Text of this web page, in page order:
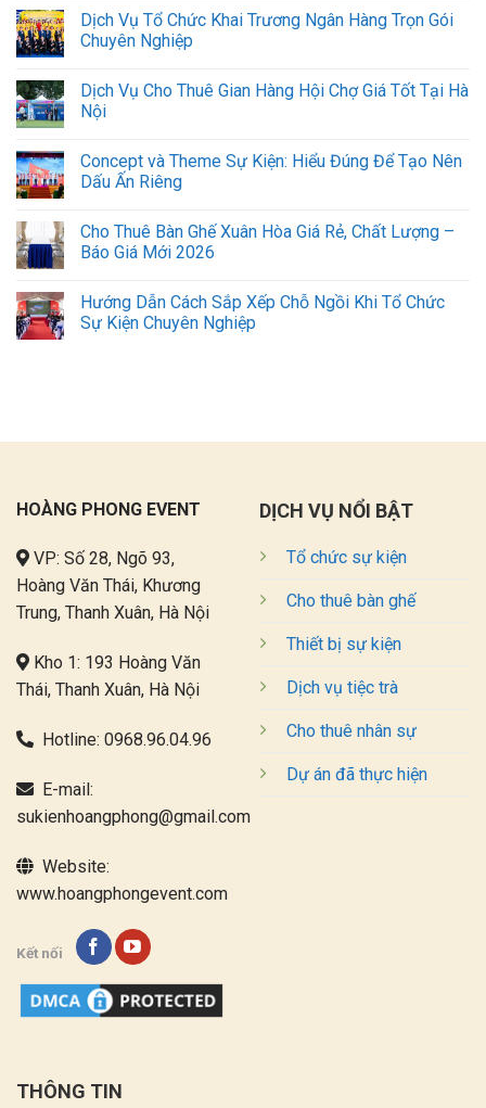
Dịch Vụ Tổ Chức Khai Trương Ngân Hàng Trọn Gói
Chuyên Nghiệp
Dịch Vụ Cho Thuê Gian Hàng Hội Chợ Giá Tốt Tại Hà
Nội
Concept và Theme Sự Kiện: Hiểu Đúng Để Tạo Nên
Dấu Ấn Riêng
Cho Thuê Bàn Ghế Xuân Hòa Giá Rẻ, Chất Lượng –
Báo Giá Mới 2026
Hướng Dẫn Cách Sắp Xếp Chỗ Ngồi Khi Tổ Chức
Sự Kiện Chuyên Nghiệp
HOÀNG PHONG EVENT
VP: Số 28, Ngõ 93,
Hoàng Văn Thái, Khương
Trung, Thanh Xuân, Hà Nội
Kho 1: 193 Hoàng Văn
Thái, Thanh Xuân, Hà Nội
Hotline: 0968.96.04.96
E-mail:
sukienhoangphong@gmail.com
Website:
www.hoangphongevent.com
Kết nối
DỊCH VỤ NỔI BẬT
Tổ chức sự kiện
Cho thuê bàn ghế
Thiết bị sự kiện
Dịch vụ tiệc trà
Cho thuê nhân sự
Dự án đã thực hiện
THÔNG TIN